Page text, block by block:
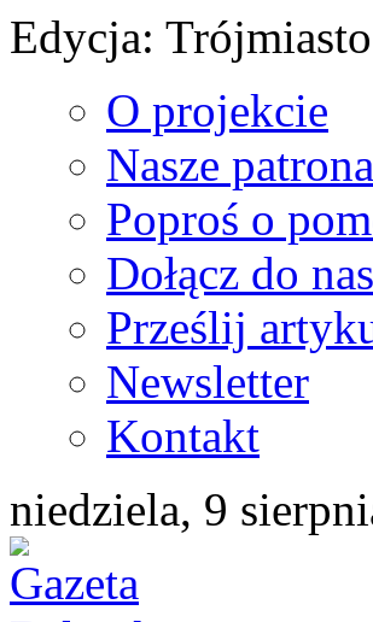
Edycja:
O projekcie
Nasze
Poproś o
Dołącz do nas
Prześlij
Newsletter
Kontakt
niedziela, 9